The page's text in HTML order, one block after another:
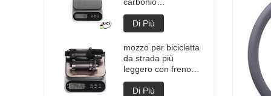
superleggeri da 2
grammi
Di Più
mozzo per bicicletta
da strada più
leggero con freno a
disco
Di Più